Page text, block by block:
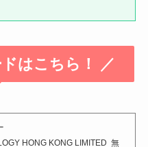
はこちら！ ／
HONG KONG LIMITED 無